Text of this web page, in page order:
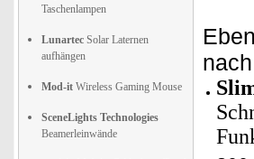
Taschenlampen
Lunartec Solar Laternen
aufhängen
Mod-it Wireless Gaming Mouse
SceneLights Technologies
Beamerleinwände